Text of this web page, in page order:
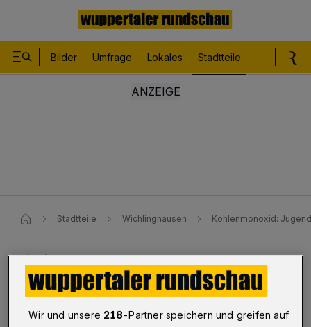
Bilder Umfrage Lokales Stadtteile
Stadtteile Wichlinghausen Kohlenmonoxid:
Wichlinghausen
Kohlenmonoxid: Jugendliche
bewusstlos in Wohnung
Wir und unsere 218-Partner speichern und greifen auf